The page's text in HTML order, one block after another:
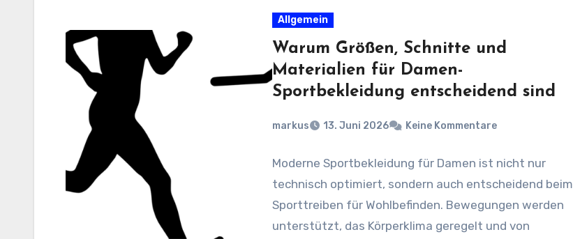
Allgemein
Warum Größen, Schnitte und
Materialien für Damen-
Sportbekleidung entscheidend sind
markus 13. Juni 2026 Keine Kommentare
Moderne Sportbekleidung für Damen ist nicht nur
technisch optimiert, sondern auch entscheidend beim
Sporttreiben für Wohlbefinden. Bewegungen werden
unterstützt, das Körperklima geregelt und von